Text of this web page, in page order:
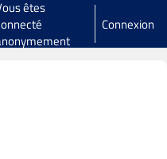
êtes
Connexion